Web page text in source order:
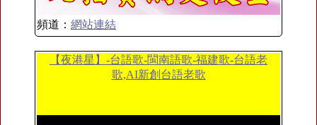
頻道： 網站連結
【夜港星】-台語歌-閩南語歌-福建歌-台語老
歌,AI新創台語老歌